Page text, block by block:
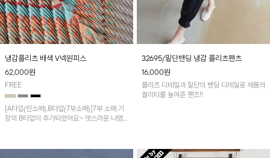
냉감플리츠 배색 V넥원피스
62,000원
FREE
[A타입(민소매),B타입(7부소매)]7부 소매 기
장의 B타입이 추가되었어요~ 멋스러운 나염
편안하게 착용됩니다!
32695/밑단밴딩 냉감 플리츠팬츠
16,000원
플리츠 디테일과 밑단의 밴딩 디테일로 제품의
퀄리티를 높여준 팬츠!!